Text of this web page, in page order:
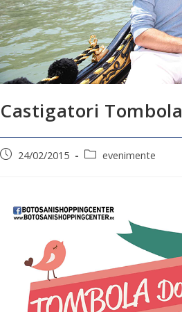
Castigatori Tombola
24/02/2015 evenimente